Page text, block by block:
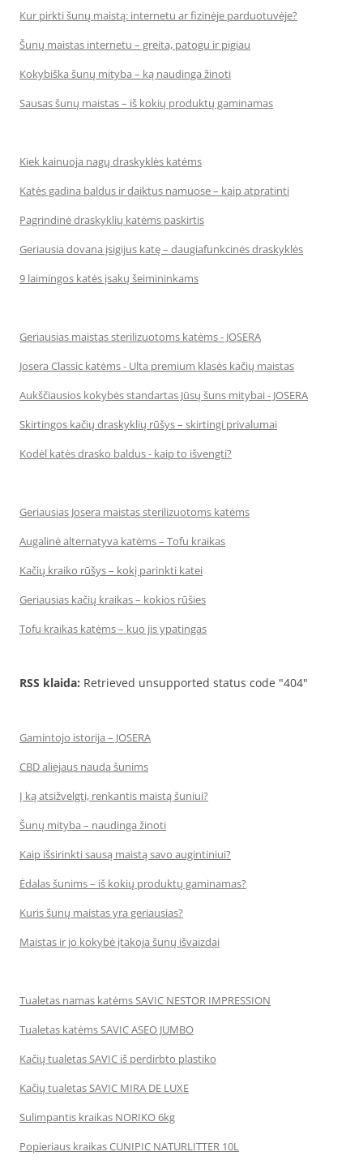
Kur pirkti šunų maistą: internetu ar fizinėje parduotuvėje?
Šunų maistas internetu – greita, patogu ir pigiau
Kokybiška šunų mityba – ką naudinga žinoti
Sausas šunų maistas – iš kokių produktų gaminamas
Kiek kainuoja nagų draskyklės katėms
Katės gadina baldus ir daiktus namuose – kaip atpratinti
Pagrindinė draskyklių katėms paskirtis
Geriausia dovana įsigijus katę – daugiafunkcinės draskyklės
9 laimingos katės įsakų šeimininkams
Geriausias maistas sterilizuotoms katėms - JOSERA
Josera Classic katėms - Ulta premium klasės kačių maistas
Aukščiausios kokybės standartas Jūsų šuns mitybai - JOSERA
Skirtingos kačių draskyklių rūšys – skirtingi privalumai
Kodėl katės drasko baldus - kaip to išvengti?
Geriausias Josera maistas sterilizuotoms katėms
Augalinė alternatyva katėms – Tofu kraikas
Kačių kraiko rūšys – kokį parinkti katei
Geriausias kačių kraikas – kokios rūšies
Tofu kraikas katėms – kuo jis ypatingas
RSS klaida: Retrieved unsupported status code "404"
Gamintojo istorija – JOSERA
CBD aliejaus nauda šunims
Į ką atsižvelgti, renkantis maistą šuniui?
Šunų mityba – naudinga žinoti
Kaip išsirinkti sausą maistą savo augintiniui?
Ėdalas šunims – iš kokių produktų gaminamas?
Kuris šunų maistas yra geriausias?
Maistas ir jo kokybė įtakoja šunų išvaizdai
Tualetas namas katėms SAVIC NESTOR IMPRESSION
Tualetas katėms SAVIC ASEO JUMBO
Kačių tualetas SAVIC iš perdirbto plastiko
Kačių tualetas SAVIC MIRA DE LUXE
Sulimpantis kraikas NORIKO 6kg
Popieriaus kraikas CUNIPIC NATURLITTER 10L